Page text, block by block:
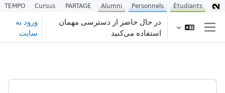
پرش به محتوای اصلیدر حال حاضر از دسترسی مهمان
استفاده می‌کنید
ورود به
سایت
Étudiants
Personnels
Alumni
PARTAGE
Cursus
TEMPO